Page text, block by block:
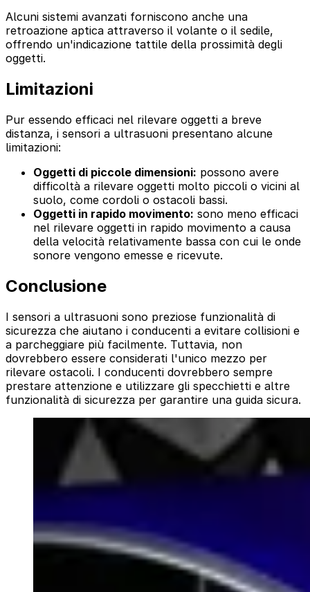
Alcuni sistemi avanzati forniscono anche una
retroazione aptica attraverso il volante o il sedile,
offrendo un'indicazione tattile della prossimità degli
oggetti.
Limitazioni
Pur essendo efficaci nel rilevare oggetti a breve
distanza, i sensori a ultrasuoni presentano alcune
limitazioni:
Oggetti di piccole dimensioni: possono avere
difficoltà a rilevare oggetti molto piccoli o vicini al
suolo, come cordoli o ostacoli bassi.
Oggetti in rapido movimento: sono meno efficaci
nel rilevare oggetti in rapido movimento a causa
della velocità relativamente bassa con cui le onde
sonore vengono emesse e ricevute.
Conclusione
I sensori a ultrasuoni sono preziose funzionalità di
sicurezza che aiutano i conducenti a evitare collisioni e
a parcheggiare più facilmente. Tuttavia, non
dovrebbero essere considerati l'unico mezzo per
rilevare ostacoli. I conducenti dovrebbero sempre
prestare attenzione e utilizzare gli specchietti e altre
funzionalità di sicurezza per garantire una guida sicura.